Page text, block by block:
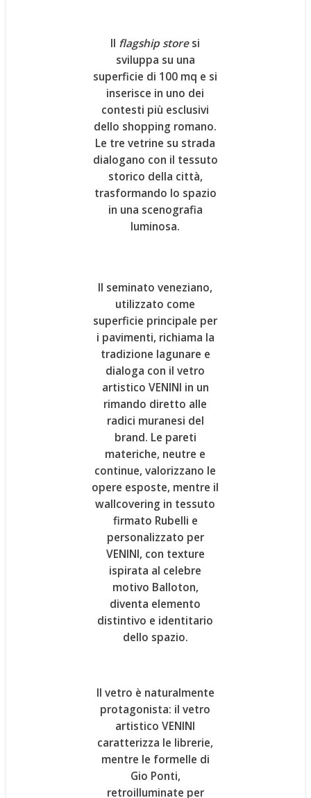
Il flagship storesi
sviluppa su una
superficie di 100 mq e si
inserisce in uno dei
contesti più esclusivi
dello shopping romano.
Le tre vetrine su strada
dialogano con il tessuto
storico della città,
trasformando lo spazio
in una scenografia
luminosa.
Il seminato veneziano,
utilizzato come
superficie principale per
i pavimenti, richiama la
tradizione lagunare e
dialoga con il vetro
artistico VENINI in un
rimando diretto alle
radici muranesi del
brand. Le pareti
materiche, neutre e
continue, valorizzano le
opere esposte, mentre il
wallcovering in tessuto
firmato Rubelli e
personalizzato per
VENINI, con texture
ispirata al celebre
motivo Balloton,
diventa elemento
distintivo e identitario
dello spazio.
Il vetro è naturalmente
protagonista: ilvetro
artistico VENINI
caratterizza le librerie,
mentre le formelle di
Gio Ponti,
retroilluminate per